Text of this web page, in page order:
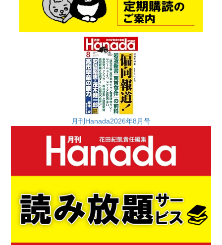
月刊Hanada2026年8月号